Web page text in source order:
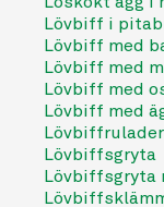
Lövbiff i
Lövbiff med
Lövbiff med
Lövbiff med
Lövbiff med
Lövbiffsgryta
Lövbiffsgryta